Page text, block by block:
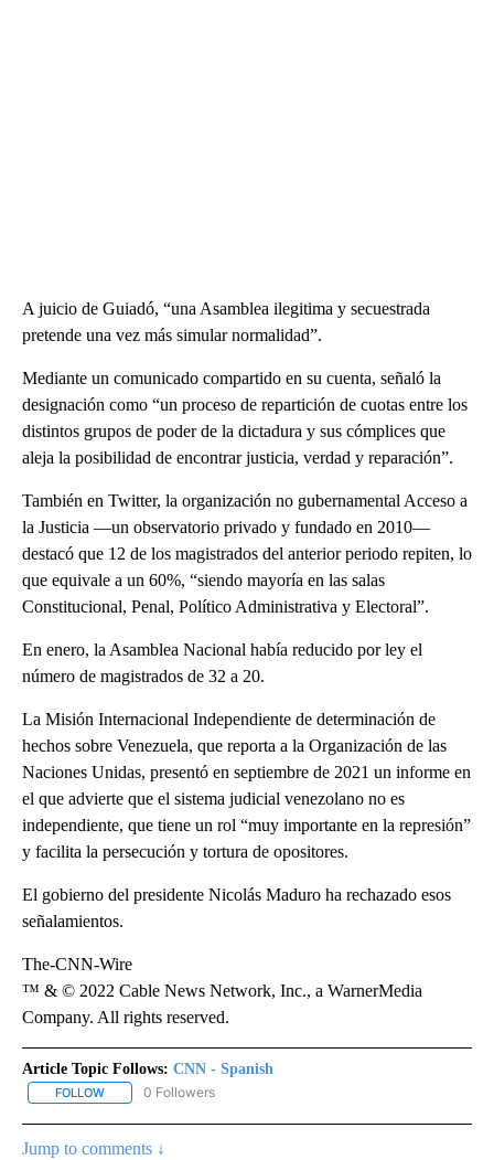
A juicio de Guiadó, “una Asamblea ilegitima y secuestrada
pretende una vez más simular normalidad”.
Mediante un comunicado compartido en su cuenta, señaló la
designación como “un proceso de repartición de cuotas entre los
distintos grupos de poder de la dictadura y sus cómplices que
aleja la posibilidad de encontrar justicia, verdad y reparación”.
También en Twitter, la organización no gubernamental Acceso a
la Justicia —un observatorio privado y fundado en 2010—
destacó que 12 de los magistrados del anterior periodo repiten, lo
que equivale a un 60%, “siendo mayoría en las salas
Constitucional, Penal, Político Administrativa y Electoral”.
En enero, la Asamblea Nacional había reducido por ley el
número de magistrados de 32 a 20.
La Misión Internacional Independiente de determinación de
hechos sobre Venezuela, que reporta a la Organización de las
Naciones Unidas, presentó en septiembre de 2021 un informe en
el que advierte que el sistema judicial venezolano no es
independiente, que tiene un rol “muy importante en la represión”
y facilita la persecución y tortura de opositores.
El gobierno del presidente Nicolás Maduro ha rechazado esos
señalamientos.
The-CNN-Wire
™ & © 2022 Cable News Network, Inc., a WarnerMedia
Company. All rights reserved.
Article Topic Follows: CNN - Spanish
FOLLOW FOLLOW "CNN - SPANISH" TO RECEIVE NOTIFICATIONS ABOUT
0 Followers
Jump to comments ↓